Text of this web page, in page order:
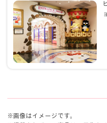
画像はイメージです。